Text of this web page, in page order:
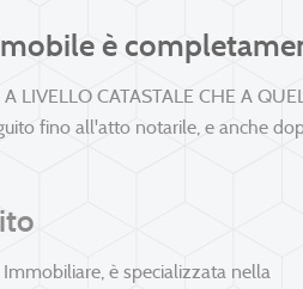
è
LIVELLO CATASTALE CHE A
fino all'atto notarile, e anche
è specializzata nella